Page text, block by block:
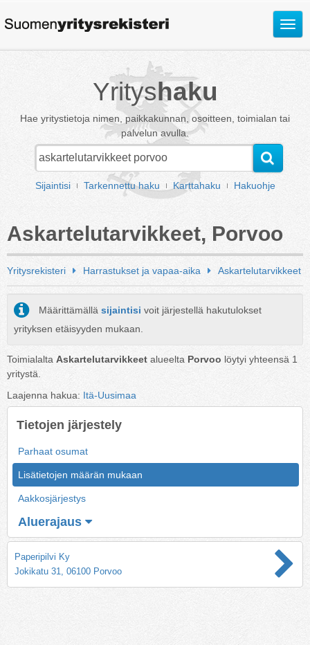
Avaa
Yrityshaku
Hae yritystietoja nimen, paikkakunnan, osoitteen, toimialan tai
palvelun avulla.
Sijaintisi Tarkennettu haku Karttahaku Hakuohje
Askartelutarvikkeet, Porvoo
Yritysrekisteri Harrastukset ja vapaa-aika Askartelutarvikkeet
Määrittämällä sijaintisi voit järjestellä hakutulokset
yrityksen etäisyyden mukaan.
Toimialalta Askartelutarvikkeet alueelta Porvoo löytyi yhteensä 1
yritystä.
Laajenna hakua: Itä-Uusimaa
Tietojen järjestely
Parhaat osumat
Lisätietojen määrän mukaan
Aakkosjärjestys
Aluerajaus
Paperipilvi Ky
Jokikatu 31, 06100 Porvoo